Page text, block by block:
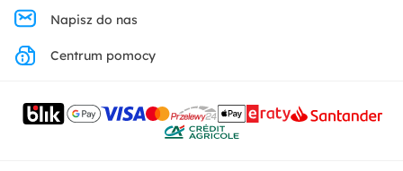
Polityka prywatności
Ustawienia prywatności
Kontakt
Napisz do nas
Centrum pomocy